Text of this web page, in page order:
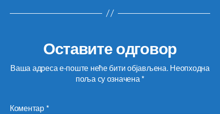
Оставите одговор
Ваша адреса е-поште неће бити објављена. Неопходна
поља су означена*
Коментар*